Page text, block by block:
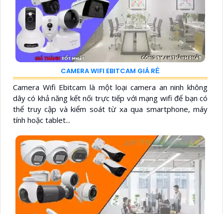
CAMERA WIFI EBITCAM GIÁ RẺ
Camera Wifi Ebitcam là một loại camera an ninh không
dây có khả năng kết nối trực tiếp với mạng wifi để bạn có
thể truy cập và kiểm soát từ xa qua smartphone, máy
tính hoặc tablet...